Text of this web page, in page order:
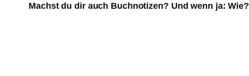
Machst du dir auch Buchnotizen? Und wenn ja: